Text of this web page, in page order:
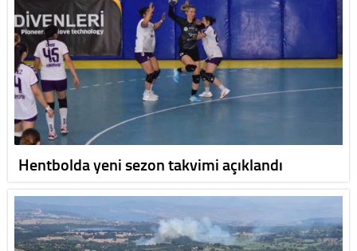
Hentbolda yeni sezon takvimi açıklandı